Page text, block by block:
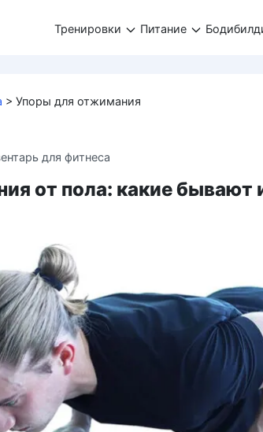
Тренировки Питание
> Упоры для отжимания
для фитнеса
от пола: какие бывают